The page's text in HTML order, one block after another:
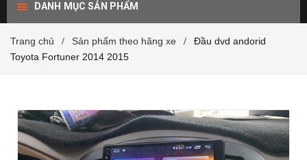
DANH MỤC SẢN PHẨM
Trang chủ / Sản phẩm theo hãng xe /
Đầu dvd andorid
Toyota Fortuner 2014 2015